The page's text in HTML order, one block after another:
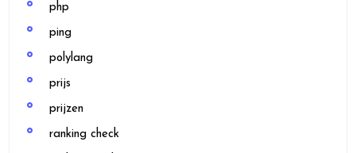
php
ping
polylang
prijs
prijzen
ranking check